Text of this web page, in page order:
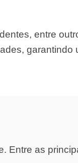
entre
garantindo
Entre as